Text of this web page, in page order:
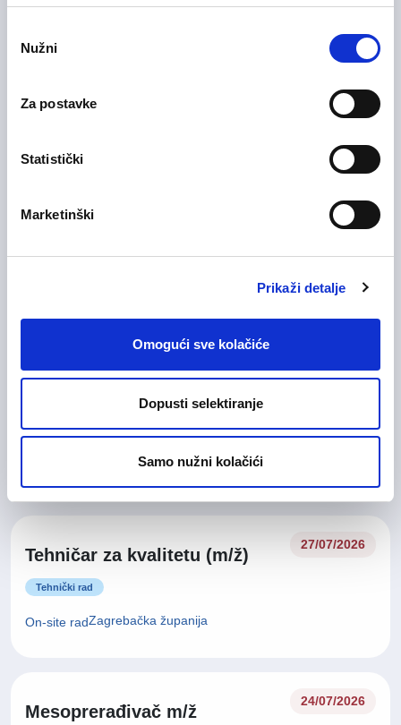
pristanka
Nužni
Za postavke
Statistički
Marketinški
Prikaži detalje
Omogući sve kolačiće
Dopusti selektiranje
Samo nužni kolačići
28/07/2026
Medicinska sestra (m/ž)
28/07/2026
Glavna medicinska sestra (m/
28/07/2026
Medicinska i zdravstvena njega
Zagrebačka županija
Tehničar za kvalitetu (m/ž)
27/07/2026
Tehnički rad
On-site radZagrebačka županija
Mesoprerađivač m/ž
24/07/2026